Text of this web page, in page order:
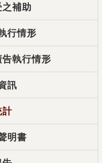
補助
行情形
執行情形
訊
計
明書